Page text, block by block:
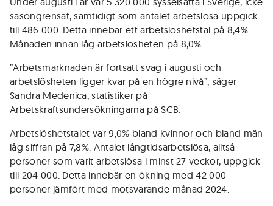
säsongrensat, samtidigt som antalet arbetslösa uppgick
till 486 000. Detta innebär ett arbetslöshetstal på 8,4%.
Månaden innan låg arbetslösheten på 8,0%.
”Arbetsmarknaden är fortsatt svag i augusti och
arbetslösheten ligger kvar på en högre nivå”, säger
Sandra Medenica, statistiker på
Arbetskraftsundersökningarna på SCB.
Arbetslöshetstalet var 9,0% bland kvinnor och bland män
låg siffran på 7,8%. Antalet långtidsarbetslösa, alltså
personer som varit arbetslösa i minst 27 veckor, uppgick
till 204 000. Detta innebär en ökning med 42 000
personer jämfört med motsvarande månad 2024.